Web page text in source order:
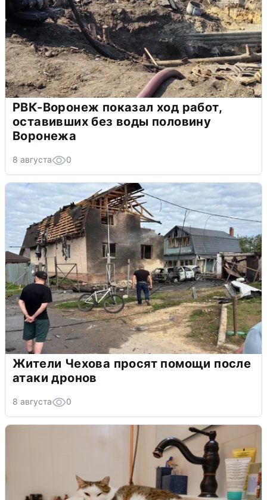
РВК-Воронеж показал ход работ,
оставивших без воды половину
Воронежа
8 августа 0
Жители Чехова просят помощи после
атаки дронов
8 августа 0